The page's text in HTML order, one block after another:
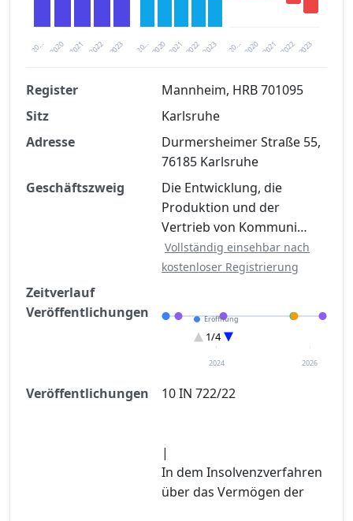
20… 2021 2023
2020 2022 20… 2021 2023
2020 2022 20… 2021 2023
2020 2022
Finanzkennzahlen nach kostenloser
Registrierung verfügbar
Jetzt kostenlos registrieren
Register
Mannheim, HRB 701095
Sitz
Karlsruhe
Adresse
Durmersheimer Straße 55,
76185 Karlsruhe
Geschäftszweig
Die Entwicklung, die
Produktion und der
Vertrieb von Kommuni…
Vollständig einsehbar nach
kostenloser Registrierung
Zeitverlauf
Veröffentlichungen
Eröffnung
Entscheidung im Verfahren
Sonstiges
1/4
2024 2026
Veröffentlichungen 10 IN 722/22
|
In dem Insolvenzverfahren
über das Vermögen der